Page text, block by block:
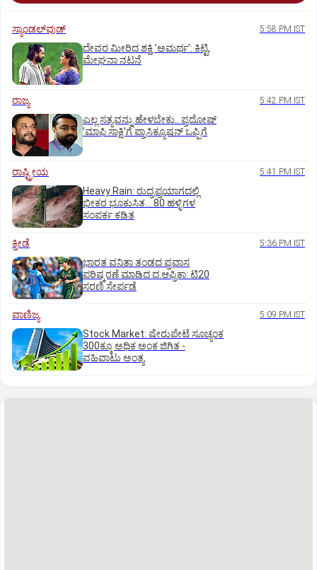
ಸ್ಯಾಂಡಲ್‌ವುಡ್‌ 5:58 PM IST
ದೇವರ ಮೀರಿದ ಶಕ್ತಿ ʼಅಮರ್ಥʼ: ಕಿಟ್ಟಿ,
ಮೇಘನಾ ನಟನೆ
ರಾಜ್ಯ 5:42 PM IST
ಎಲ್ಲ ಸತ್ಯವನ್ನು ಹೇಳಬೇಕು.. ಪ್ರದೋಷ್‌
ʼಮಾಫಿ ಸಾಕ್ಷಿʼಗೆ ಪ್ರಾಸಿಕ್ಯೂಷನ್ ಒಪ್ಪಿಗೆ
ರಾಷ್ಟ್ರೀಯ 5:41 PM IST
Heavy Rain: ರುದ್ರಪ್ರಯಾಗದಲ್ಲಿ
ಭೀಕರ ಭೂಕುಸಿತ... 80 ಹಳ್ಳಿಗಳ
ಸಂಪರ್ಕ ಕಡಿತ
ಕ್ರೀಡೆ 5:36 PM IST
ಭಾರತ ವನಿತಾ ತಂಡದ ಪ್ರವಾಸ
ಪರಿಷ್ಕರಣೆ ಮಾಡಿದ ದ.ಆಫ್ರಿಕಾ: ಟಿ20
ಸರಣಿ ಸೇರ್ಪಡೆ
ವಾಣಿಜ್ಯ 5:09 PM IST
Stock Market: ಷೇರುಪೇಟೆ ಸೂಚ್ಯಂಕ
300ಕ್ಕೂ ಅಧಿಕ ಅಂಕ ಜಿಗಿತ -
ವಹಿವಾಟು ಅಂತ್ಯ